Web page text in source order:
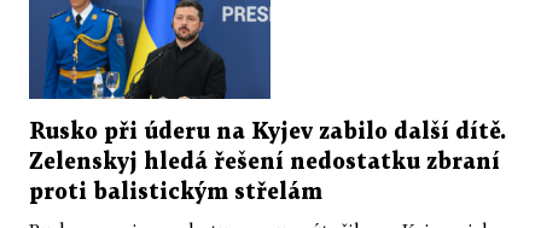
Rusko při úderu na Kyjev zabilo další dítě.
Zelenskyj hledá řešení nedostatku zbraní
proti balistickým střelám